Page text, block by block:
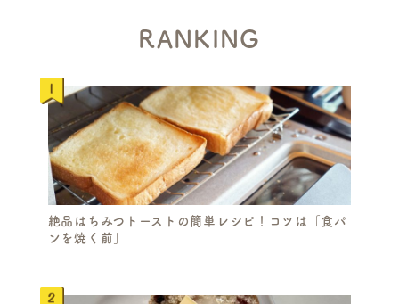
RANKING
絶品はちみつトーストの簡単レシピ！コツは「食パ
ンを焼く前」